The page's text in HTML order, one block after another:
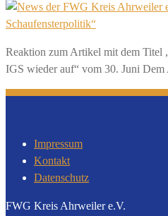
Schaufensterpolitik“
Reaktion zum Artikel mit dem Titel
IGS wieder auf“ vom 30. Juni
Impressum
Kontakt
Datenschutz
FWG Kreis Ahrweiler e.V.